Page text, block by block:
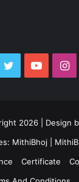
TwitterYouTube
2026 | Design
MithiBhoj
Certificate